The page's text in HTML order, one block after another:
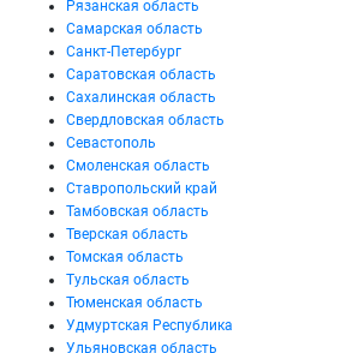
Рязанская область
Самарская область
Санкт-Петербург
Саратовская область
Сахалинская область
Свердловская область
Севастополь
Смоленская область
Ставропольский край
Тамбовская область
Тверская область
Томская область
Тульская область
Тюменская область
Удмуртская Республика
Ульяновская область